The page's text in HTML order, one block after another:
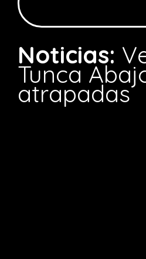
Noticias:
Tunca
atrapadas